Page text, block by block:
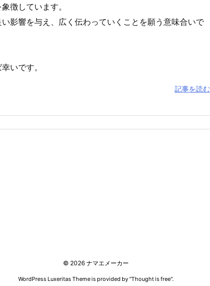
徴しています。
影響を与え、広く伝わっていくことを願う意味合いで
いです。
記事を読む
© 2026 ナマエメーカー
WordPress Luxeritas Theme is provided by "Thought is free".